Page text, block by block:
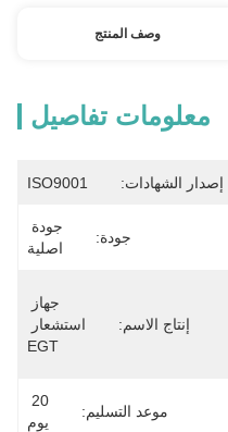
وصف المنتج
معلومات تفاصيل
إصدار الشهادات: ISO9001
جودة:
اصلية
إنتاج الاسم:
EGT
موعد التسليم:
يوم